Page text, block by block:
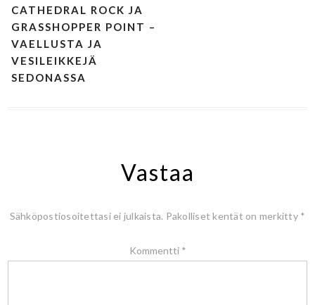
CATHEDRAL ROCK JA
GRASSHOPPER POINT –
VAELLUSTA JA
VESILEIKKEJÄ
SEDONASSA
Vastaa
Sähköpostiosoitettasi ei julkaista. Pakolliset kentät on merkitty *
Kommentti *